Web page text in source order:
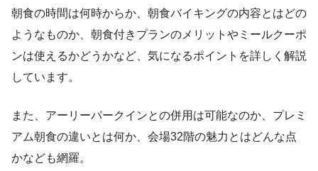
朝食の時間は何時からか、朝食バイキングの内容とはどの
ようなものか、朝食付きプランのメリットやミールクーポ
ンは使えるかどうかなど、気になるポイントを詳しく解説
しています。
また、アーリーパークインとの併用は可能なのか、プレミ
アム朝食の違いとは何か、会場32階の魅力とはどんな点
かなども網羅。